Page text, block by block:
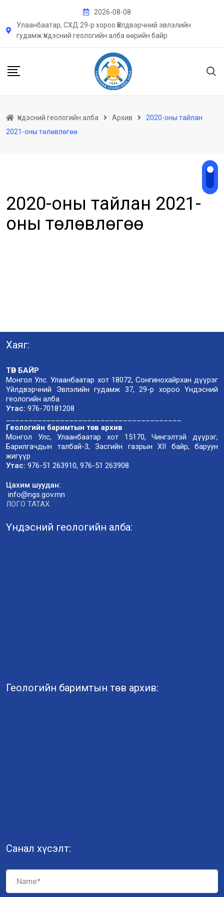
content
2026-08-08
Улаанбаатар, СХД 29-р хороо Үйлдвэрчний эвлэлийн
гудамж Үндэсний геологийн алба өөрийн байр
Үндэсний геологийн алба Архив
2020-оны тайлан
2021-оны төлөвлөгөө
2020-оны тайлан 2021-
оны төлөвлөгөө
Хаяг:
ТӨВ БАЙР
Монгол Улс. Улаанбаатар хот 18072, Сонгинохайрхан дүүрэг
Үйлдвэрчний Эвлэлийн гудамж 37, 29-р хороо Үндэсний
геологийн алба
Утас: 976-70181208
Геологийн баримтын төв архив
Монгол Улс, Улаанбаатар хот 15170, Чингэлтэй дүүрэг,
Барилгачдын талбай-3, Засгийн газрын XII байр, баруун
жигүүр
Утас: 976-51 263910, 976-51 263908
Цахим шуудан:
info@ngs.gov.mn
ЛОГО ТАТАХ
Үндэсний геологийн алба:
Геологийн баримтын төв архив:
Санал хүсэлт: